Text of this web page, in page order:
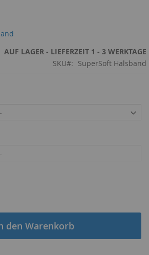
AUF LAGER - LIEFERZEIT 1 - 3 WERKTAGE
SKU
SuperSoft Halsband
den Warenkorb